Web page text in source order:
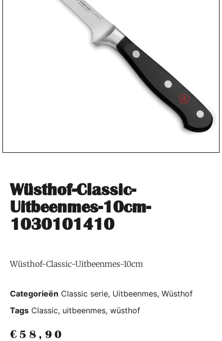
Wüsthof-Classic-
Uitbeenmes-10cm-
1030101410
Wüsthof-Classic-Uitbeenmes-10cm
Categorieën Classic serie, Uitbeenmes, Wüsthof
Tags Classic, uitbeenmes, wüsthof
€ 58,90